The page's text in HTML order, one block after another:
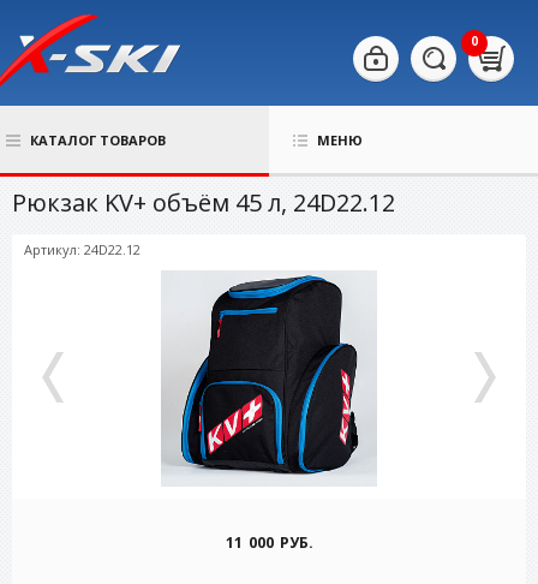
0
КАТАЛОГ ТОВАРОВ МЕНЮ
Рюкзак KV+ объём 45 л, 24D22.12
Артикул: 24D22.12
11 000 РУБ.